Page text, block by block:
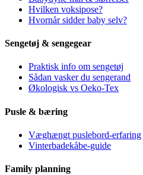
Hvilken voksipose?
Hvornår sidder baby selv?
Sengetøj & sengegear
Praktisk info om sengetøj
Sådan vasker du sengerand
Økologisk vs Oeko-Tex
Pusle & bæring
Væghængt puslebord-erfaring
Vinterbadekåbe-guide
Family planning